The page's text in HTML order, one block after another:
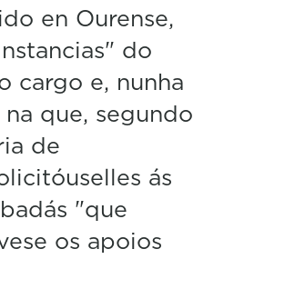
en Ourense,
do
cargo e, nunha
que, segundo
de
ás
"que
os apoios